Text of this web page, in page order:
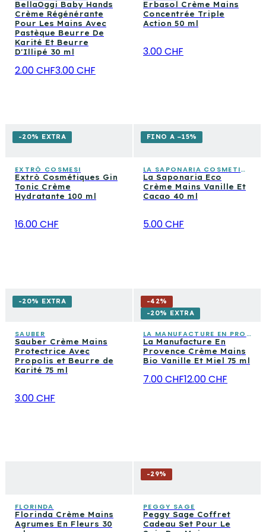
BellaOggi Baby Hands
Crème Régénérante
Pour Les Mains Avec
Pastèque Beurre De
Karité Et Beurre
D'Illipé 30 ml
2.00 CHF3.00 CHF
Erbasol Crème Mains
Concentrée Triple
Action 50 ml
3.00 CHF
-20% EXTRA
EXTRÒ COSMESI
Extrò Cosmétiques Gin
Tonic Crème
Hydratante 100 ml
16.00 CHF
FINO A −15%
LA SAPONARIA COSMETICA CONSAPEVOLE
La Saponaria Eco
Crème Mains Vanille Et
Cacao 40 ml
5.00 CHF
-20% EXTRA
SAUBER
Sauber Crème Mains
Protectrice Avec
Propolis et Beurre de
Karité 75 ml
3.00 CHF
-42%
-20% EXTRA
LA MANUFACTURE EN PROVENCE
La Manufacture En
Provence Crème Mains
Bio Vanille Et Miel 75 ml
7.00 CHF12.00 CHF
FLORINDA
Florinda Crème Mains
Agrumes En Fleurs 30
-29%
PEGGY SAGE
Peggy Sage Coffret
Cadeau Set Pour Le